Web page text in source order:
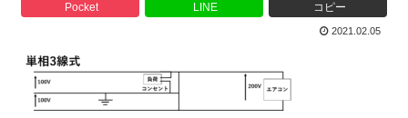
Pocket LINE コピー
2021.02.05